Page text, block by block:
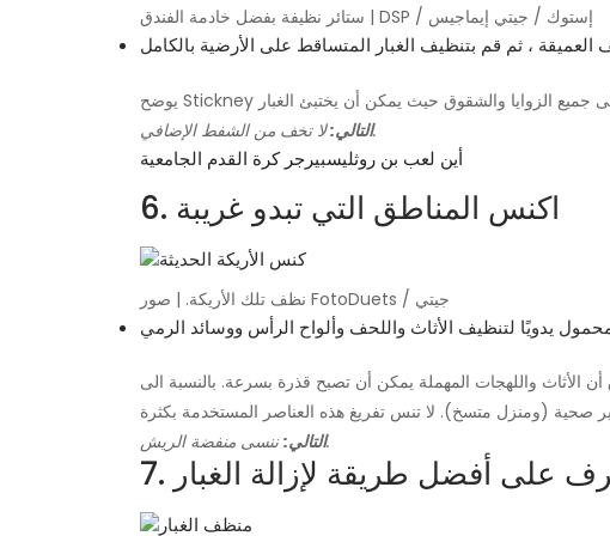
ستائر نظيفة بفضل خادمة الفندق | DSP / إستوك / جيتي إيماجيس
التالي:لا تخف من الشفط الإضافي.
أين لعب بن روثليسبيرجر كرة القدم الجامعية
6. اكنس المناطق التي تبدو غريبة
نظف تلك الأريكة. | صور FotoDuets / جيتي
التالي:ننسى منفضة الريش.
على أفضل طريقة لإزالة الغبار